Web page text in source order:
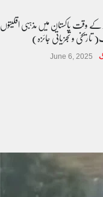
کے وقت پاکستان میں مذہبی اقلیتوں
و تجزیاتی جائزہ)
June 6, 2025
کا بڑھتا ہوا رجحان اور راولپنڈی